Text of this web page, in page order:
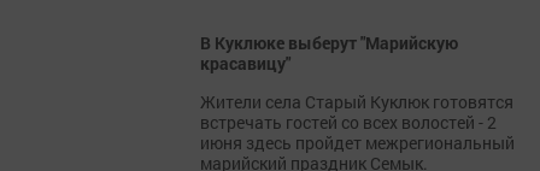
В Куклюке выберут "Марийскую
красавицу"
Жители села Старый Куклюк готовятся
встречать гостей со всех волостей - 2
июня здесь пройдет межрегиональный
марийский праздник Семык.